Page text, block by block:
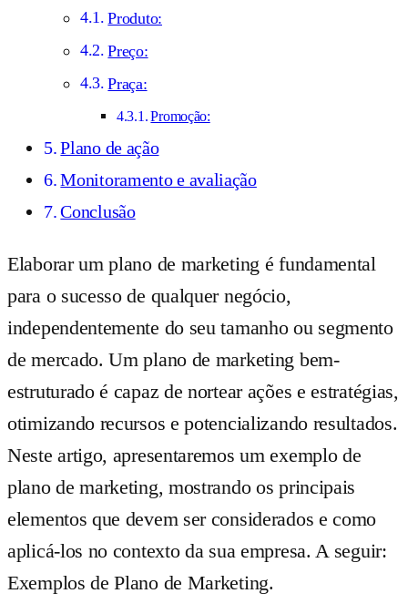
Produto:
Preço:
Praça:
Promoção:
Plano de ação
Monitoramento e avaliação
Conclusão
Elaborar um plano de marketing é fundamental
para o sucesso de qualquer negócio,
independentemente do seu tamanho ou segmento
de mercado. Um plano de marketing bem-
estruturado é capaz de nortear ações e estratégias,
otimizando recursos e potencializando resultados.
Neste artigo, apresentaremos um exemplo de
plano de marketing, mostrando os principais
elementos que devem ser considerados e como
aplicá-los no contexto da sua empresa. A seguir:
Exemplos de Plano de Marketing.